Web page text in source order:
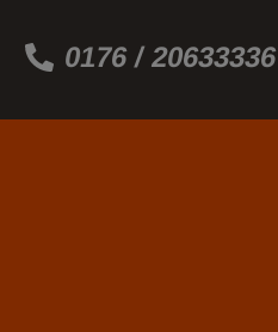
0176 / 20633336